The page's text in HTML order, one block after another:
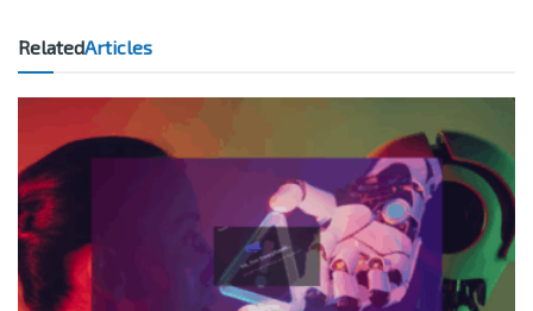
RelatedArticles